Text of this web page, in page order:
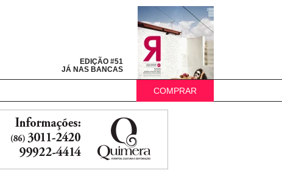
EDIÇÃO #51
JÁ NAS BANCAS
COMPRAR